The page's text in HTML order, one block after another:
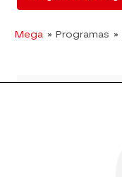
Mega » Programas »